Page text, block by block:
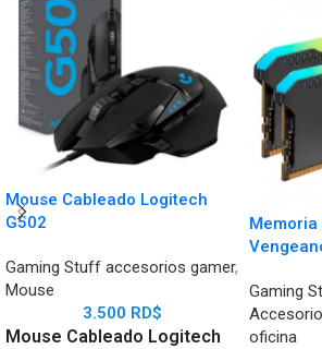
Mouse Cableado Logitech
G502
Gaming Stuff accesorios gamer,
Mouse
3.500 RD$
Mouse Cableado Logitech
Memoria
Gaming
oficina